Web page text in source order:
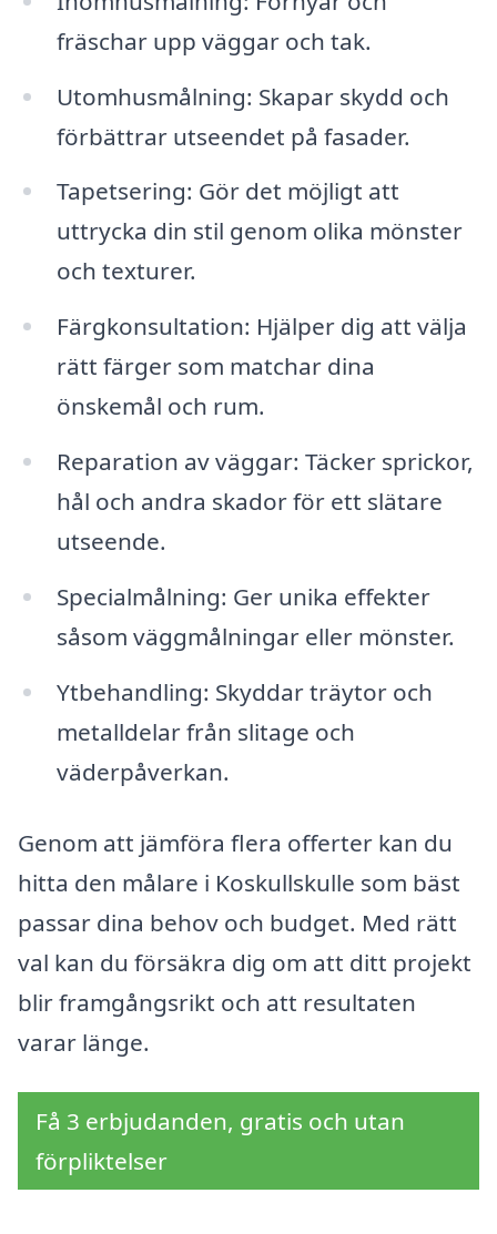
fräschar upp väggar och tak.
Utomhusmålning: Skapar skydd och
förbättrar utseendet på fasader.
Tapetsering: Gör det möjligt att
uttrycka din stil genom olika mönster
och texturer.
Färgkonsultation: Hjälper dig att välja
rätt färger som matchar dina
önskemål och rum.
Reparation av väggar: Täcker sprickor,
hål och andra skador för ett slätare
utseende.
Specialmålning: Ger unika effekter
såsom väggmålningar eller mönster.
Ytbehandling: Skyddar träytor och
metalldelar från slitage och
väderpåverkan.
Genom att jämföra flera offerter kan du
hitta den målare i Koskullskulle som bäst
passar dina behov och budget. Med rätt
val kan du försäkra dig om att ditt projekt
blir framgångsrikt och att resultaten
varar länge.
Få 3 erbjudanden, gratis och utan
förpliktelser